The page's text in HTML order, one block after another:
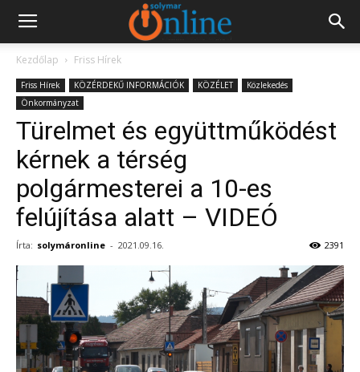
Kezdőlap Friss Hírek
Friss Hírek KÖZÉRDEKŰ INFORMÁCIÓK KÖZÉLET
Közlekedés
Önkormányzat
Türelmet és együttműködést
kérnek a térség
polgármesterei a 10-es
felújítása alatt – VIDEÓ
Írta: solymáronline - 2021.09.16. 2391